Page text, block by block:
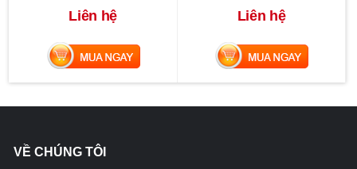
Liên hệ
MUA NGAY
Liên hệ
MUA NGAY
VỀ CHÚNG TÔI